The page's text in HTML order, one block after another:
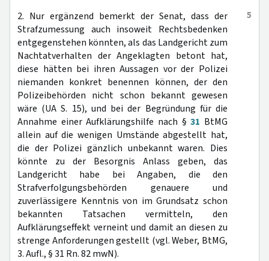
5
2. Nur ergänzend bemerkt der Senat, dass der
Strafzumessung auch insoweit Rechtsbedenken
entgegenstehen könnten, als das Landgericht zum
Nachtatverhalten der Angeklagten betont hat,
diese hätten bei ihren Aussagen vor der Polizei
niemanden konkret benennen können, der den
Polizeibehörden nicht schon bekannt gewesen
wäre (UA S. 15), und bei der Begründung für die
Annahme einer Aufklärungshilfe nach §31 BtMG
allein auf die wenigen Umstände abgestellt hat,
die der Polizei gänzlich unbekannt waren. Dies
könnte zu der Besorgnis Anlass geben, das
Landgericht habe bei Angaben, die den
Strafverfolgungsbehörden genauere und
zuverlässigere Kenntnis von im Grundsatz schon
bekannten Tatsachen vermitteln, den
Aufklärungseffekt verneint und damit an diesen zu
strenge Anforderungen gestellt (vgl. Weber, BtMG,
3. Aufl., § 31 Rn. 82 mwN).